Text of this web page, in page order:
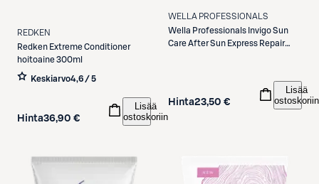
REDKEN
Redken Extreme Conditioner
hoitoaine 300ml
Keskiarvo4,6 / 5
Hinta36,90 €
Lisää
ostoskoriin
WELLA PROFESSIONALS
Wella Professionals Invigo Sun
Care After Sun Express Repair
Hinta23,50 €
Lisää
ostoskoriin